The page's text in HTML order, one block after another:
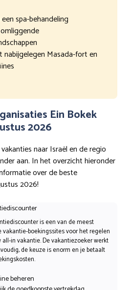
spa-behandeling
nabijgelegen Masada-fort en
Ein Bokek
2026
naar Israël en de regio
aan. In het overzicht hieronder
over de beste
2026!
is een van de meest
vakantie-boekingssites voor het regelen
all-in vakantie. De vakantiezoeker werkt
de keuze is enorm en je betaalt
beheren